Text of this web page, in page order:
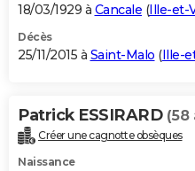
18/03/1929 à Cancale (Ille-et-
Décès
25/11/2015 à Saint-Malo (Ille-
Patrick ESSIRARD (58
Créer une cagnotte obsèques
Naissance